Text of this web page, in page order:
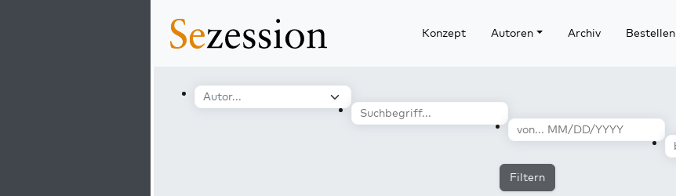
Konzept Autoren Archiv Bestellen
Filtern